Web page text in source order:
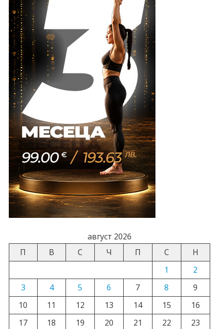
август 2026
П
В С Ч П С
Н
1
2
3
4 5 6 7 8
9
10
11 12 13 14 15
16
17
18 19 20 21 22
23